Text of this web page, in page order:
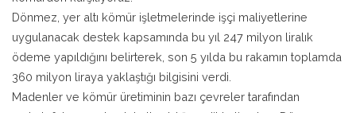
Dönmez, yer altı kömür işletmelerinde işçi maliyetlerine
uygulanacak destek kapsamında bu yıl 247 milyon liralık
ödeme yapıldığını belirterek, son 5 yılda bu rakamın toplamda
360 milyon liraya yaklaştığı bilgisini verdi.
Madenler ve kömür üretiminin bazı çevreler tarafından